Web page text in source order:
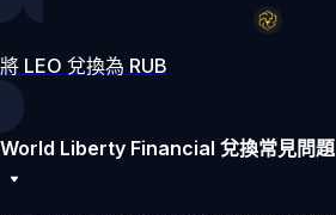
將 LEO 兌換為 RUB
World Liberty Financial 兌換常見問題